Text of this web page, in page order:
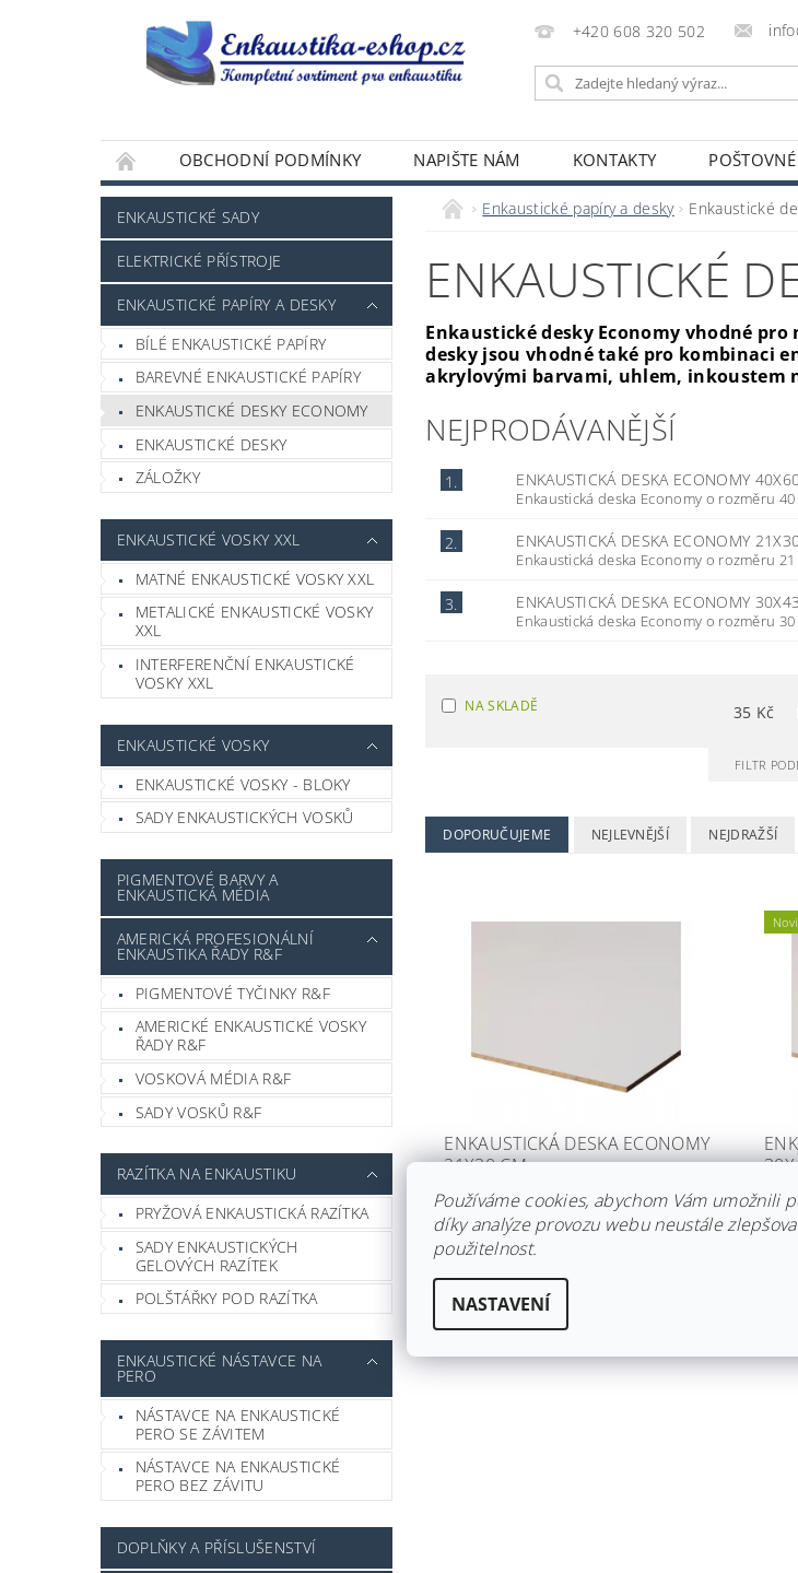
+420 608 320 502
OBCHODNÍ PODMÍNKY NAPIŠTE NÁM KONTAKTY
ENKAUSTICKÉ SADY
ELEKTRICKÉ PŘÍSTROJE
ENKAUSTICKÉ PAPÍRY A DESKY
BÍLÉ ENKAUSTICKÉ PAPÍRY
BAREVNÉ ENKAUSTICKÉ PAPÍRY
ENKAUSTICKÉ DESKY ECONOMY
ENKAUSTICKÉ DESKY
ZÁLOŽKY
ENKAUSTICKÉ VOSKY XXL
MATNÉ ENKAUSTICKÉ VOSKY XXL
METALICKÉ ENKAUSTICKÉ VOSKY
XXL
INTERFERENČNÍ ENKAUSTICKÉ
VOSKY XXL
ENKAUSTICKÉ VOSKY
ENKAUSTICKÉ VOSKY - BLOKY
SADY ENKAUSTICKÝCH VOSKŮ
PIGMENTOVÉ BARVY A
ENKAUSTICKÁ MÉDIA
AMERICKÁ PROFESIONÁLNÍ
ENKAUSTIKA ŘADY R&F
PIGMENTOVÉ TYČINKY R&F
AMERICKÉ ENKAUSTICKÉ VOSKY
ŘADY R&F
VOSKOVÁ MÉDIA R&F
SADY VOSKŮ R&F
RAZÍTKA NA ENKAUSTIKU
PRYŽOVÁ ENKAUSTICKÁ RAZÍTKA
SADY ENKAUSTICKÝCH
GELOVÝCH RAZÍTEK
POLŠTÁŘKY POD RAZÍTKA
ENKAUSTICKÉ NÁSTAVCE NA
PERO
NÁSTAVCE NA ENKAUSTICKÉ
PERO SE ZÁVITEM
NÁSTAVCE NA ENKAUSTICKÉ
PERO BEZ ZÁVITU
DOPLŇKY A PŘÍSLUŠENSTVÍ
Enkaustické papíry a desky Enkaustické
ENKAUSTICKÉ
Enkaustické desky Economy vhodné
desky jsou vhodné také pro kombinaci
akrylovými barvami, uhlem, inkoustem
NEJPRODÁVANĚJŠÍ
1. ENKAUSTICKÁ DESKA ECONOMY
Enkaustická deska Economy o rozměru
2. ENKAUSTICKÁ DESKA ECONOMY
Enkaustická deska Economy o rozměru
3. ENKAUSTICKÁ DESKA ECONOMY
Enkaustická deska Economy o rozměru
NA SKLADĚ 35 Kč
FILTR
DOPORUČUJEME NEJLEVNĚJŠÍ NEJDRAŽŠÍ
ENKAUSTICKÁ DESKA ECONOMY
21X30 CM
Skladem
35 Kč 49
Používáme cookies, abychom Vám umožnili
díky analýze provozu webu neustále
použitelnost.
NASTAVENÍ